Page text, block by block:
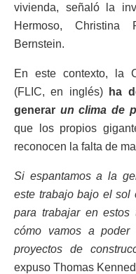
vivienda, señaló la
Hermoso, Christina
Bernstein.
En este contexto, la
(FLIC, en inglés)
ha
generar un clima de
que los propios
reconocen la falta de
Si espantamos a la
este trabajo bajo el
para trabajar en estos
cómo vamos a poder
proyectos de
expuso Thomas